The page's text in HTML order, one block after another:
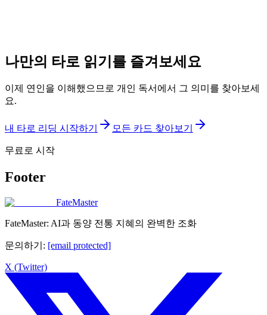
나만의 타로 읽기를 즐겨보세요
이제 연인을 이해했으므로 개인 독서에서 그 의미를 찾아보세
요.
내 타로 리딩 시작하기 모든 카드 찾아보기
무료로 시작
Footer
FateMaster
FateMaster: AI과 동양 전통 지혜의 완벽한 조화
문의하기 : [email protected]
X (Twitter)